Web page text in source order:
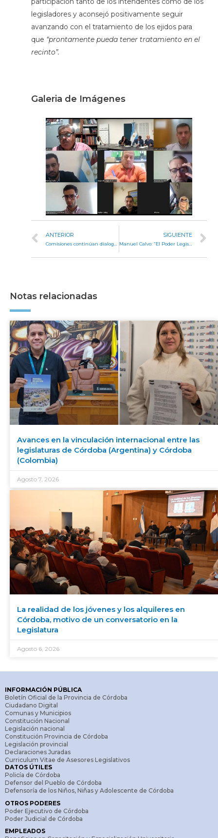
legisladores y aconsejó positivamente seguir
avanzando con el tratamiento de los ejidos para
que “prontamente pueda tener tratamiento en el
recinto”.
Galeria de Imágenes
ANTERIOR SIGUIENTE
Manuel Calvo: “El Poder Legislativo cordobés es el más transparente de Latinoamérica”
Notas relacionadas
Avances en la vinculación internacional entre las
legislaturas de Córdoba (Argentina) y Córdoba
(Colombia)
Agosto 7, 2026
La realidad de los jóvenes y los alquileres en
Córdoba, motivo de un conversatorio en la
Legislatura
Agosto 6, 2026
INFORMACIÓN PÚBLICA
Boletín Oficial de la Provincia de Córdoba
Ciudadano Digital
Comunas y Municipios
Constitución Nacional
Legislación nacional
Constitución Provincia de Córdoba
Legislación provincial
Declaraciones Juradas
Curriculum Vitae de Asesores Legislativos
DATOS ÚTILES
Policía de Córdoba
Defensor del Pueblo de Córdoba
Defensoría de los Niños, Niñas y Adolescente de Córdoba
OTROS PODERES
Poder Ejecutivo de Córdoba
Poder Judicial de Córdoba
EMPLEADOS